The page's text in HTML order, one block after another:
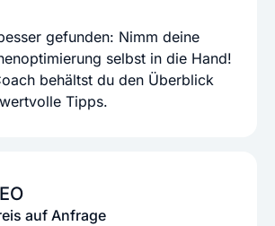
gefunden: Nimm deine
selbst in die Hand!
behältst du den Überblick
Tipps.
auf Anfrage